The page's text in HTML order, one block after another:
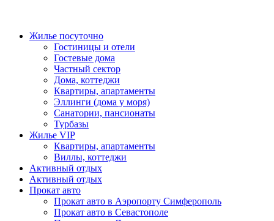
Жилье посуточно
Гостиницы и отели
Гостевые дома
Частный сектор
Дома, коттеджи
Квартиры, апартаменты
Эллинги (дома у моря)
Санатории, пансионаты
Турбазы
Жилье VIP
Квартиры, апартаменты
Виллы, коттеджи
Активный отдых
Активный отдых
Прокат авто
Прокат авто в Аэропорту Симферополь
Прокат авто в Севастополе